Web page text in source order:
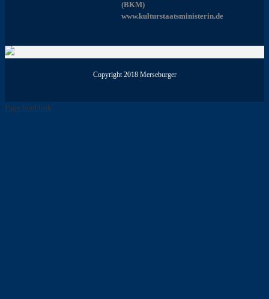
(BKM)
www.kulturstaatsministerin.de
Copyright 2018 Merseburger
Page load link